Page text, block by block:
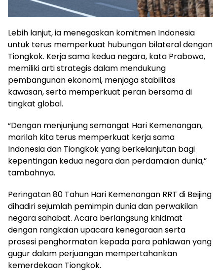
Lebih lanjut, ia menegaskan komitmen Indonesia
untuk terus memperkuat hubungan bilateral dengan
Tiongkok. Kerja sama kedua negara, kata Prabowo,
memiliki arti strategis dalam mendukung
pembangunan ekonomi, menjaga stabilitas
kawasan, serta memperkuat peran bersama di
tingkat global.
“Dengan menjunjung semangat Hari Kemenangan,
marilah kita terus memperkuat kerja sama
Indonesia dan Tiongkok yang berkelanjutan bagi
kepentingan kedua negara dan perdamaian dunia,”
tambahnya.
Peringatan 80 Tahun Hari Kemenangan RRT di Beijing
dihadiri sejumlah pemimpin dunia dan perwakilan
negara sahabat. Acara berlangsung khidmat
dengan rangkaian upacara kenegaraan serta
prosesi penghormatan kepada para pahlawan yang
gugur dalam perjuangan mempertahankan
kemerdekaan Tiongkok.